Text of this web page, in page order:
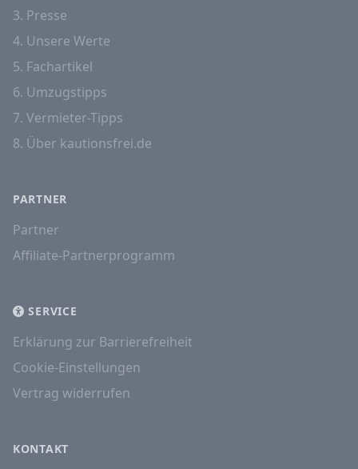
3. Presse
4. Unsere Werte
5. Fachartikel
6. Umzugstipps
7. Vermieter-Tipps
8. Über kautionsfrei.de
PARTNER
Partner
Affiliate-Partnerprogramm
SERVICE
Erklärung zur Barrierefreiheit
Cookie-Einstellungen
Vertrag widerrufen
KONTAKT